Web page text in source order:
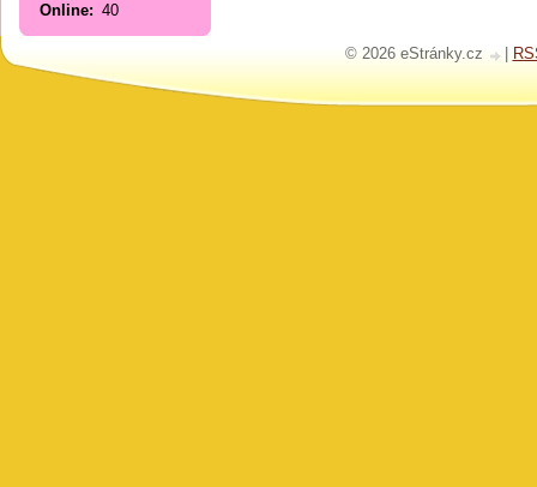
Online: 40
© 2026 eStránky.cz